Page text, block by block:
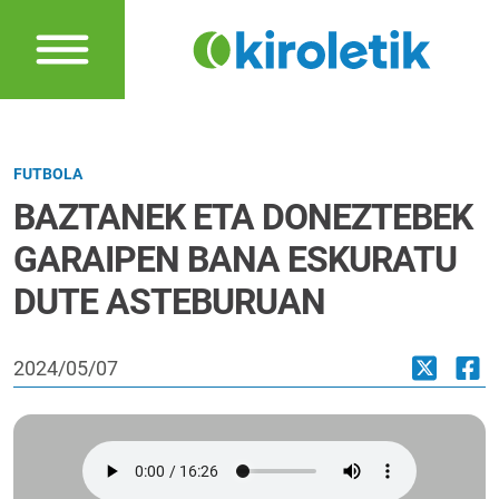
FUTBOLA
BAZTANEK ETA DONEZTEBEK
GARAIPEN BANA ESKURATU
DUTE ASTEBURUAN
2024/05/07